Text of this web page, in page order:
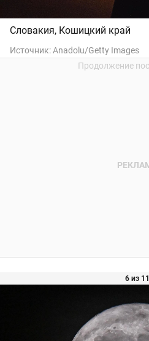
Словакия, Кошицкий край
Источник:Anadolu/Getty Images
6 из 11